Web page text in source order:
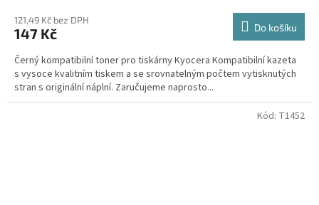
121,49 Kč bez DPH
147 Kč Do košíku
Černý kompatibilní toner pro tiskárny Kyocera Kompatibilní kazeta
s vysoce kvalitním tiskem a se srovnatelným počtem vytisknutých
stran s originální náplní. Zaručujeme naprosto...
Kód: T1452